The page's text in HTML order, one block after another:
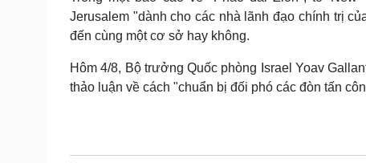
Jerusalem "dành cho các nhà lãnh đạo chính trị
đến cùng một cơ sở hay không.
Hôm 4/8, Bộ trưởng Quốc phòng Israel Yoav
thảo luận về cách "chuẩn bị đối phó các đòn tấn